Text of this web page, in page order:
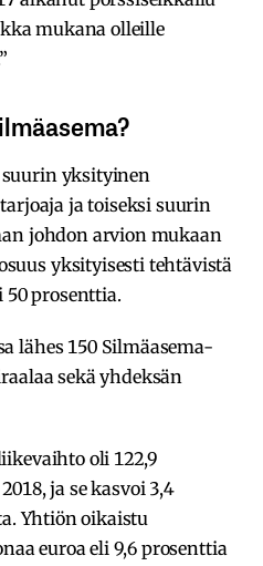
mukana olleille
suurin yksityinen
ja toiseksi suurin
johdon arvion mukaan
yksityisesti tehtävistä
prosenttia.
lähes 150 Silmäasema-
sekä yhdeksän
oli 122,9
ja se kasvoi 3,4
Yhtiön oikaistu
euroa eli 9,6 prosenttia